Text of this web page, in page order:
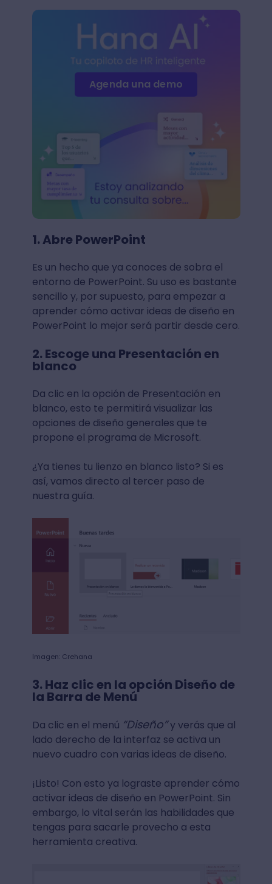
Agenda una demo
1. Abre PowerPoint
Es un hecho que ya conoces de sobra el
entorno de PowerPoint. Su uso es bastante
sencillo y, por supuesto, para empezar a
aprender cómo activar ideas de diseño en
PowerPoint lo mejor será partir desde cero.
2. Escoge una Presentación en
blanco
Da clic en la opción de Presentación en
blanco, esto te permitirá visualizar las
opciones de diseño generales que te
propone el programa de Microsoft.
¿Ya tienes tu lienzo en blanco listo? Si es
así, vamos directo al tercer paso de
nuestra guía.
Imagen: Crehana
3. Haz clic en la opción Diseño de
la Barra de Menú
Da clic en el menú “Diseño”y verás que al
lado derecho de la interfaz se activa un
nuevo cuadro con varias ideas de diseño.
¡Listo! Con esto ya lograste aprender cómo
activar ideas de diseño en PowerPoint. Sin
embargo, lo vital serán las habilidades que
tengas para sacarle provecho a esta
herramienta creativa.